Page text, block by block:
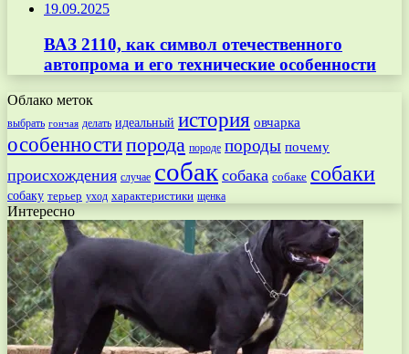
19.09.2025
ВАЗ 2110, как символ отечественного
автопрома и его технические особенности
Облако меток
выбрать гончая делать идеальный история овчарка
особенностипорода породе породы почему
происхождения случае собак собака собаке собаки
собаку терьер уход характеристики щенка
Интересно